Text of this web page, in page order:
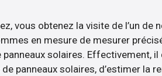
vous obtenez la visite de l’un de
en mesure de mesurer
panneaux solaires. Effectivement,
panneaux solaires, d’estimer la